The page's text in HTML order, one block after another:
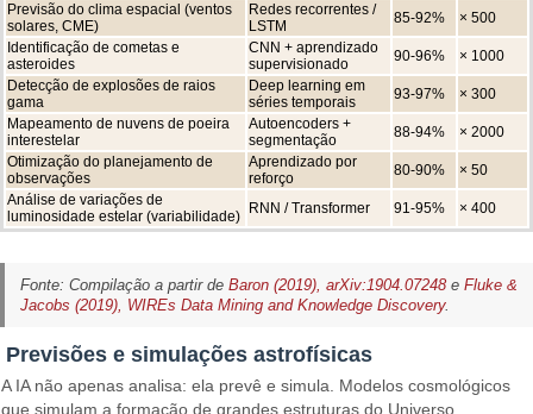
Previsão do clima espacial (ventos
solares, CME)
Redes recorrentes /
LSTM
85-92%
× 500
Identificação de cometas e
asteroides
CNN + aprendizado
supervisionado
90-96%
× 1000
Detecção de explosões de raios
gama
Deep learning em
séries temporais
93-97%
× 300
Mapeamento de nuvens de poeira
interestelar
Autoencoders +
segmentação
88-94%
× 2000
Otimização do planejamento de
observações
Aprendizado por
reforço
80-90%
× 50
Análise de variações de
luminosidade estelar (variabilidade)
RNN / Transformer 91-95% × 400
Fonte: Compilação a partir de Baron (2019), arXiv:1904.07248e Fluke &
Jacobs (2019), WIREs Data Mining and Knowledge Discovery.
Previsões e simulações astrofísicas
A IA não apenas analisa: ela prevê e simula. Modelos cosmológicos
que simulam a formação de grandes estruturas do Universo